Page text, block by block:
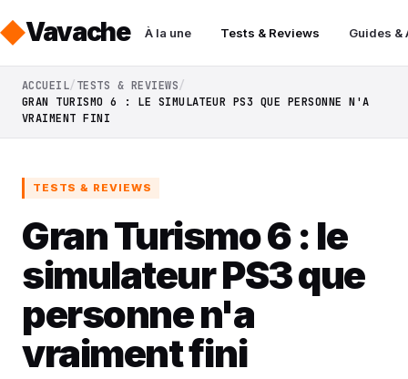
Vavache À la une Tests & Reviews Guides &
ACCUEIL TESTS & REVIEWS
GRAN TURISMO 6 : LE SIMULATEUR PS3 QUE PERSONNE N'A
VRAIMENT FINI
TESTS & REVIEWS
Gran Turismo 6 : le
simulateur PS3 que
personne n'a
vraiment fini